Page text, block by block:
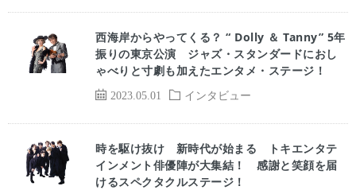
2023.05.01 インタビュー
西海岸からやってくる？ “ Dolly ＆ Tanny” 5年
振りの東京公演 ジャズ・スタンダードにおし
ゃべりと寸劇も加えたエンタメ・ステージ！
時を駆け抜け 新時代が始まる トキエンタテ
インメント俳優陣が大集結！ 感謝と笑顔を届
けるスペクタクルステージ！